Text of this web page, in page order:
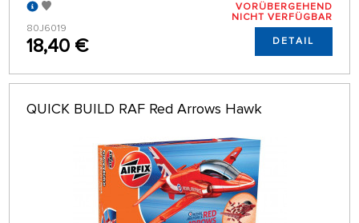
80J6019
18,40 €
VORÜBERGEHEND
NICHT VERFÜGBAR
DETAIL
QUICK BUILD RAF Red Arrows Hawk